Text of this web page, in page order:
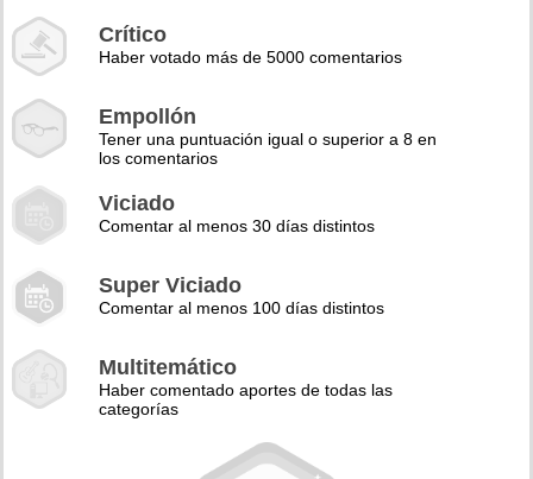
Crítico
Haber votado más de 5000 comentarios
Empollón
Tener una puntuación igual o superior a 8 en
los comentarios
Viciado
Comentar al menos 30 días distintos
Super Viciado
Comentar al menos 100 días distintos
Multitemático
Haber comentado aportes de todas las
categorías